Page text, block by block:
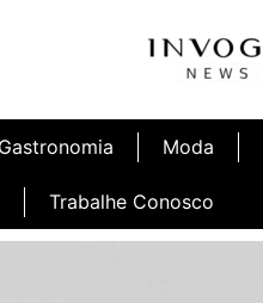
Gastronomia Moda
Trabalhe Conosco